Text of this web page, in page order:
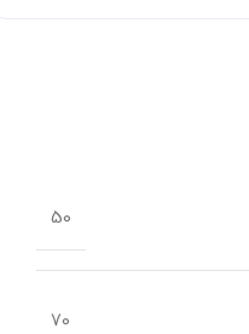
50
70